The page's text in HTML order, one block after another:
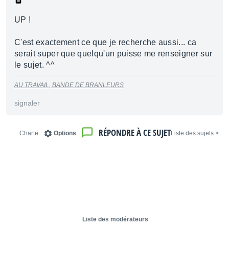
UP !
C'est exactement ce que je recherche aussi... ca
serait super que quelqu'un puisse me renseigner sur
le sujet. ^^
AU TRAVAIL, BANDE DE BRANLEURS
signaler
< Liste des sujets
RÉPONDRE À CE SUJET
Options
Charte
Liste des modérateurs